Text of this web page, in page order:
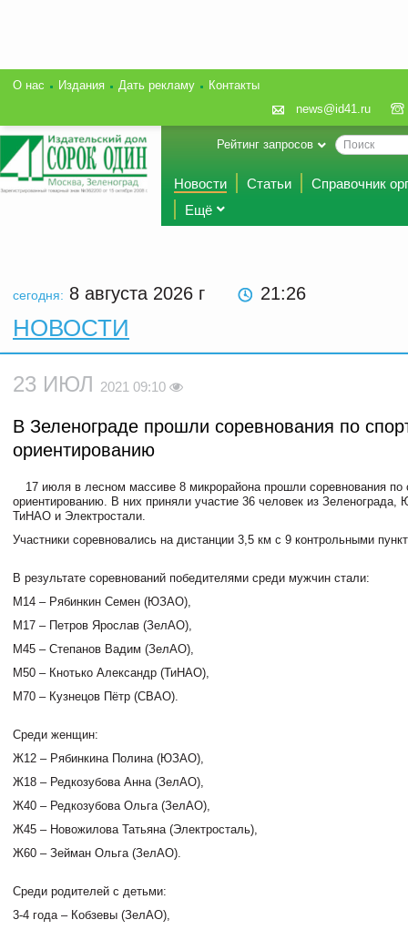
О нас Издания Дать рекламу
Контакты
news@id41.ru
Рейтинг запросов
Новости Статьи
Справочник
Ещё
сегодня: 8 августа 2026 г 21:26
НОВОСТИ
23 ИЮЛ 2021 09:10
В Зеленограде прошли соревнования по
ориентированию
17 июля в лесном массиве 8 микрорайона прошли соревнования по
ориентированию. В них приняли участие 36 человек из
ТиНАО и Электростали.
Участники соревновались на дистанции 3,5 км с 9 контрольными
В результате соревнований победителями среди мужчин стали:
М14 – Рябинкин Семен (ЮЗАО),
М17 – Петров Ярослав (ЗелАО),
М45 – Степанов Вадим (ЗелАО),
М50 – Кнотько Александр (ТиНАО),
М70 – Кузнецов Пётр (СВАО).
Среди женщин:
Ж12 – Рябинкина Полина (ЮЗАО),
Ж18 – Редкозубова Анна (ЗелАО),
Ж40 – Редкозубова Ольга (ЗелАО),
Ж45 – Новожилова Татьяна (Электросталь),
Ж60 – Зейман Ольга (ЗелАО).
Среди родителей с детьми:
3-4 года – Кобзевы (ЗелАО),